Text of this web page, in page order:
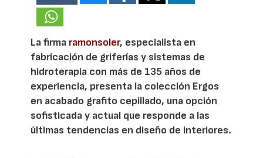
La firma ramonsoler, especialista en
fabricación de griferías y sistemas de
hidroterapia con más de 135 años de
experiencia, presenta la colección Ergos
en acabado grafito cepillado, una opción
sofisticada y actual que responde a las
últimas tendencias en diseño de interiores.